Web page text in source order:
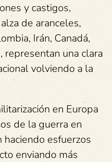
y castigos,
de aranceles,
Irán, Canadá,
representan una clara
volviendo a la
en Europa
de la guerra en
haciendo esfuerzos
enviando más